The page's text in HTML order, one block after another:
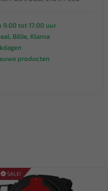
9:00 tot 17:00 uur
Billie, Klarna
producten
SALE!